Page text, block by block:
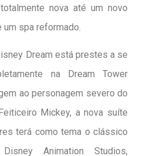
nova até um novo
um spa reformado.
Dream está prestes a se
na Dream Tower
ao personagem severo do
Mickey, a nova suíte
terá como tema o clássico
Animation Studios,